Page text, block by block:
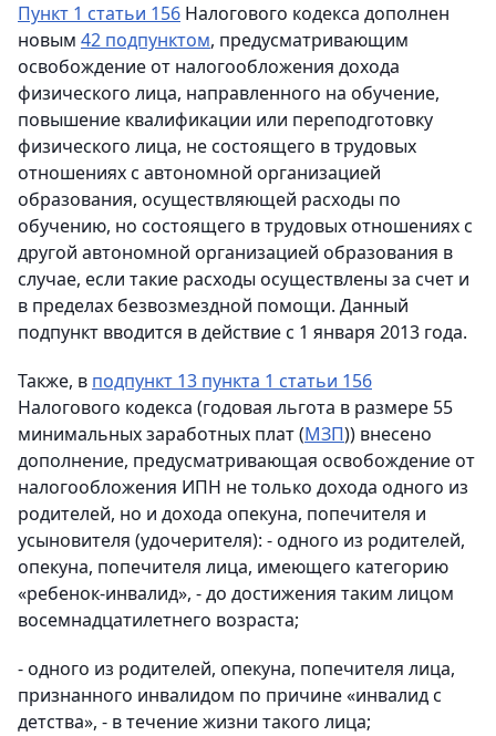
Пункт 1 статьи 156 Налогового кодекса дополнен
новым 42 подпунктом, предусматривающим
освобождение от налогообложения дохода
физического лица, направленного на обучение,
повышение квалификации или переподготовку
физического лица, не состоящего в трудовых
отношениях с автономной организацией
образования, осуществляющей расходы по
обучению, но состоящего в трудовых отношениях с
другой автономной организацией образования в
случае, если такие расходы осуществлены за счет и
в пределах безвозмездной помощи. Данный
подпункт вводится в действие с 1 января 2013 года.
Также, в подпункт 13 пункта 1 статьи 156
Налогового кодекса (годовая льгота в размере 55
минимальных заработных плат (МЗП)) внесено
дополнение, предусматривающая освобождение от
налогообложения ИПН не только дохода одного из
родителей, но и дохода опекуна, попечителя и
усыновителя (удочерителя): - одного из родителей,
опекуна, попечителя лица, имеющего категорию
«ребенок-инвалид», - до достижения таким лицом
восемнадцатилетнего возраста;
- одного из родителей, опекуна, попечителя лица,
признанного инвалидом по причине «инвалид с
детства», - в течение жизни такого лица;